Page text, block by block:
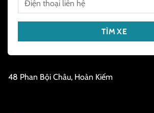
48 Phan Bội Châu, Hoàn Kiếm